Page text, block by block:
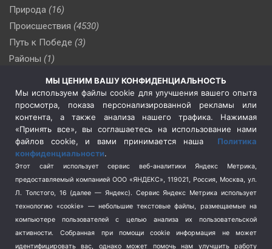
Природа (16)
Происшествия (4530)
Путь к Победе (3)
Районы (1)
(510)
Сельское хозяйство (3)
Социальная политика
(3)
Спецоперация в Украине
Спецоперация на Украине
(404)
Спорт (740)
Терроризм (1)
Транспорт (262)
Туризм (178)
МЫ ЦЕНИМ ВАШУ КОНФИДЕНЦИАЛЬНОСТЬ
Мы используем файлы cookie для улучшения вашего опыта
просмотра, показа персонализированной рекламы или
контента, а также анализа нашего трафика. Нажимая
«Принять все», вы соглашаетесь на использование нами
файлов cookie, и вами принимается наша Политика
конфиденциальности.
Этот сайт использует сервис веб-аналитики Яндекс Метрика,
предоставляемый компанией ООО «ЯНДЕКС», 119021, Россия, Москва, ул.
Л. Толстого, 16 (далее — Яндекс). Сервис Яндекс Метрика использует
технологию «cookie» — небольшие текстовые файлы, размещаемые на
компьютере пользователей с целью анализа их пользовательской
активности.
Собранная при помощи cookie информация не может
идентифицировать вас, однако может помочь нам улучшить работу